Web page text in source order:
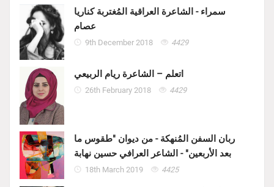
سمراء - الشاعرة العراقية المُغتربة كناريا
عصام
9th December 2018 4429
اتعلم – الشاعرة ريام الربيعي
26th February 2018 4429
ربان السفن المُنهكة - من ديوان "طقوس ما
بعد الأربعين" - الشاعر العرافي حسين نهابة
18th March 2019 4425